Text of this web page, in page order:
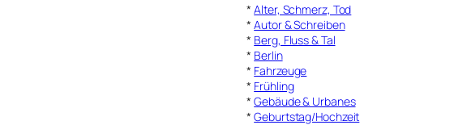
*Alter, Schmerz, Tod
*Autor & Schreiben
* Berg, Fluss & Tal
* Berlin
* Fahrzeuge
* Frühling
*Gebäude & Urbanes
*Geburtstag/Hochzeit